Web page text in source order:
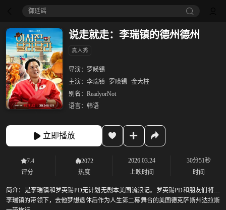
御廷谣‎
说走就走：李瑞镇的德州德州
真人秀
导演： 罗暎锡
主演： 李瑞镇 罗暎锡 金大柱
别名： ReadyorNot
语言： 韩语
立即播放
7.4
评分
2072
热度
2026.03.24
上映时间
30分51秒
时间
简介： 是李瑞镇和罗英锡PD无计划无剧本美国流浪记。罗英锡PD和朋友们将在
李瑞镇的带领下，去他梦想退休后作为人生第二幕舞台的美国德克萨斯州达拉斯